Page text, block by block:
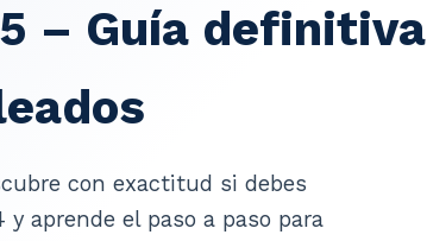
– Guía definitiva
con exactitud si debes
aprende el paso a paso para